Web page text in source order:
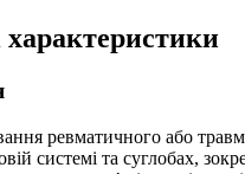
характеристики
ревматичного або
системі та суглобах,